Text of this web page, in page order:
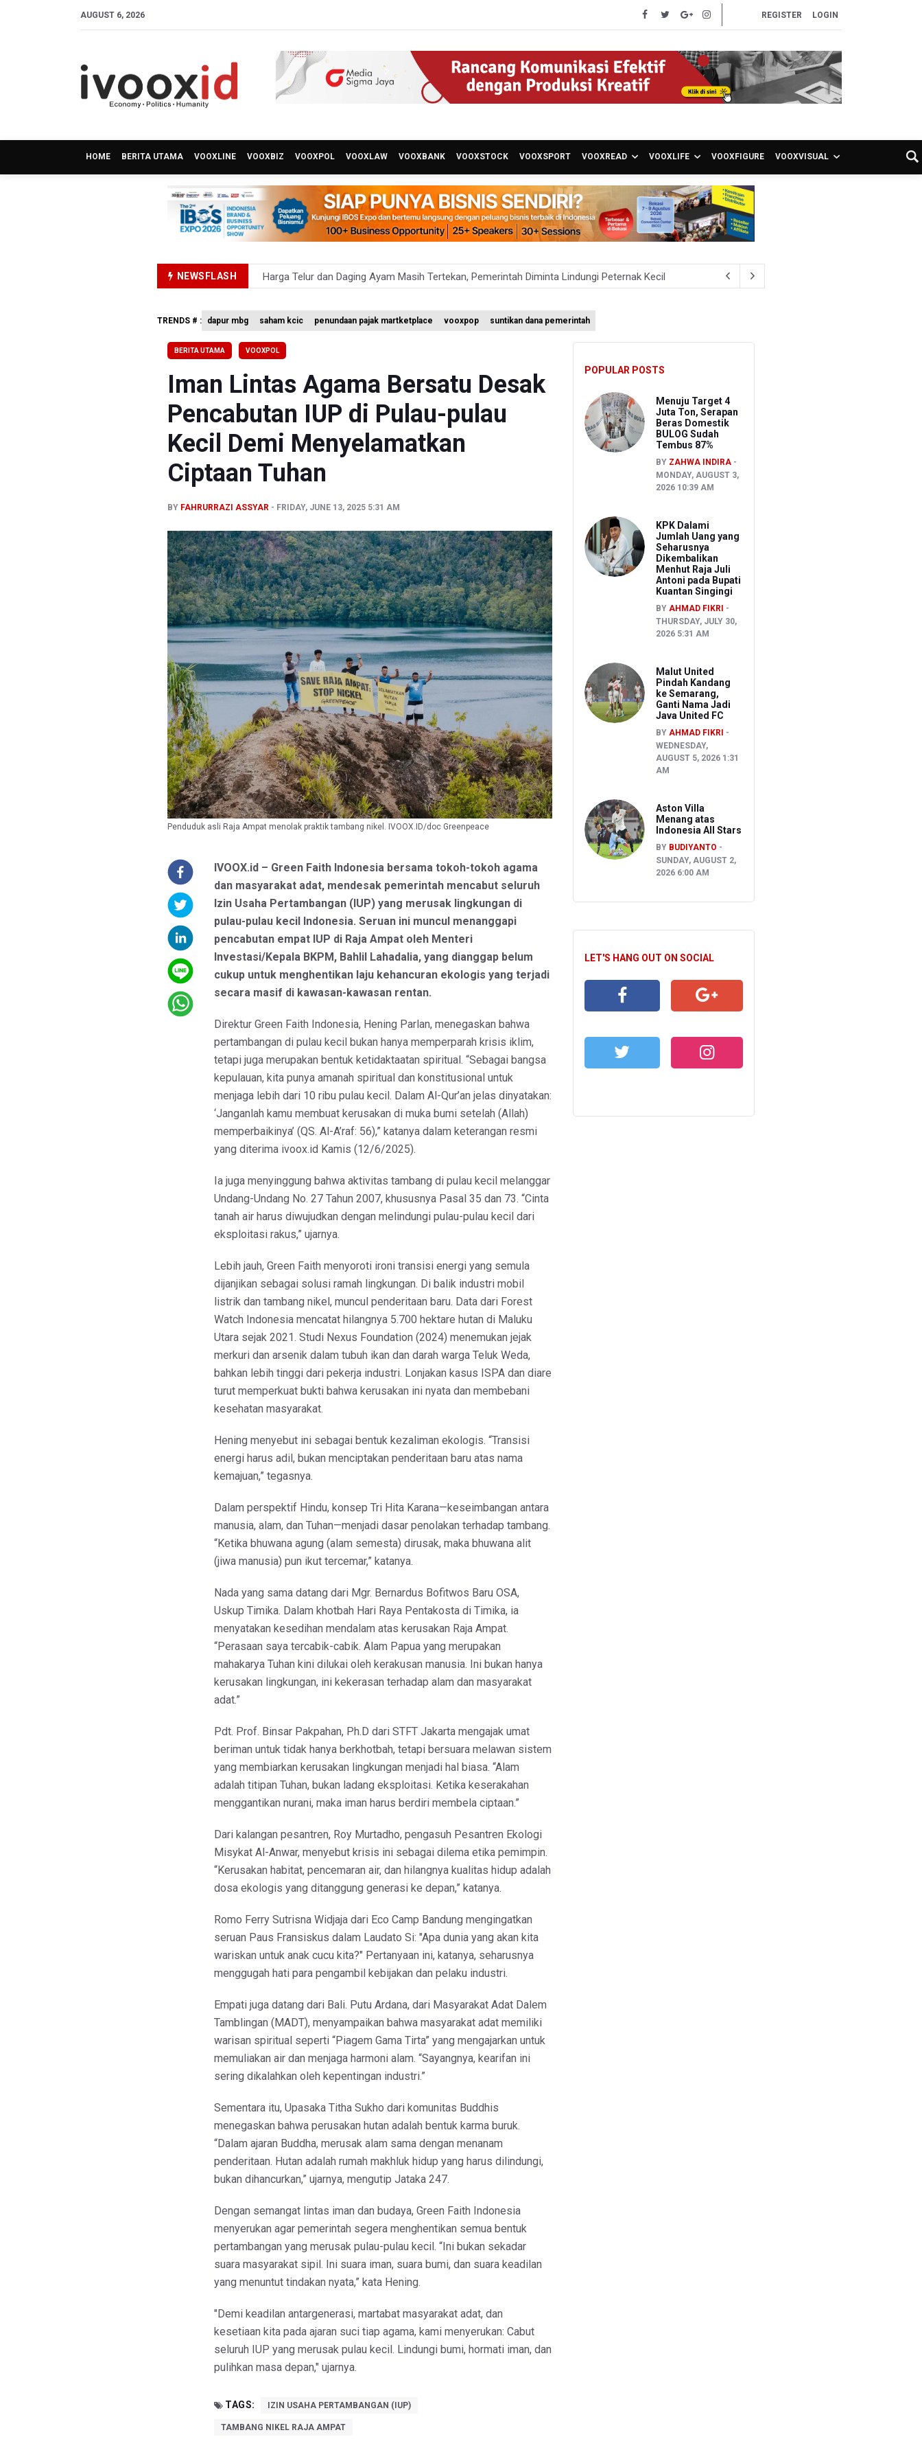
AUGUST 6, 2026 REGISTER LOGIN
HOME BERITA UTAMA VOOXLINE VOOXBIZ VOOXPOL VOOXLAW VOOXBANK VOOXSTOCK VOOXSPORT VOOXREAD VOOXLIFE VOOXFIGURE VOOXVISUAL
NEWSFLASH
Harga Telur dan Daging Ayam Masih Tertekan, Pemerintah Diminta Lindungi Peternak Kecil
Anggota Komisi III DPR Usulkan Mekanisme Pra Judicial dalam RUU Perampasan Aset
KPK Sebut Pejabat Kemenhut Diduga Menerima 12.500 Dolar Singapura dari Bupati Kuantan Singingi Nonaktif Suhardiman Amby
Amnesty International Desak Hentikan Sementara dan Evaluasi Program MBG Usai Rentetan Dugaan Keracunan Massal
TRENDS # : dapur mbg saham kcic penundaan pajak martketplace vooxpop suntikan dana pemerintah
BERITA UTAMA VOOXPOL
Iman Lintas Agama Bersatu Desak
Pencabutan IUP di Pulau-pulau
Kecil Demi Menyelamatkan
Ciptaan Tuhan
BY FAHRURRAZI ASSYAR FRIDAY, JUNE 13, 2025 5:31 AM
Penduduk asli Raja Ampat menolak praktik tambang nikel. IVOOX.ID/doc Greenpeace
IVOOX.id – Green Faith Indonesia bersama tokoh-tokoh agama
dan masyarakat adat, mendesak pemerintah mencabut seluruh
Izin Usaha Pertambangan (IUP) yang merusak lingkungan di
pulau-pulau kecil Indonesia. Seruan ini muncul menanggapi
pencabutan empat IUP di Raja Ampat oleh Menteri
Investasi/Kepala BKPM, Bahlil Lahadalia, yang dianggap belum
cukup untuk menghentikan laju kehancuran ekologis yang terjadi
secara masif di kawasan-kawasan rentan.
Direktur Green Faith Indonesia, Hening Parlan, menegaskan bahwa
pertambangan di pulau kecil bukan hanya memperparah krisis iklim,
tetapi juga merupakan bentuk ketidaktaatan spiritual. “Sebagai bangsa
kepulauan, kita punya amanah spiritual dan konstitusional untuk
menjaga lebih dari 10 ribu pulau kecil. Dalam Al-Qur’an jelas dinyatakan:
‘Janganlah kamu membuat kerusakan di muka bumi setelah (Allah)
memperbaikinya’ (QS. Al-A’raf: 56),” katanya dalam keterangan resmi
yang diterima ivoox.id Kamis (12/6/2025).
Ia juga menyinggung bahwa aktivitas tambang di pulau kecil melanggar
Undang-Undang No. 27 Tahun 2007, khususnya Pasal 35 dan 73. “Cinta
tanah air harus diwujudkan dengan melindungi pulau-pulau kecil dari
eksploitasi rakus,” ujarnya.
Lebih jauh, Green Faith menyoroti ironi transisi energi yang semula
dijanjikan sebagai solusi ramah lingkungan. Di balik industri mobil
listrik dan tambang nikel, muncul penderitaan baru. Data dari Forest
Watch Indonesia mencatat hilangnya 5.700 hektare hutan di Maluku
Utara sejak 2021. Studi Nexus Foundation (2024) menemukan jejak
merkuri dan arsenik dalam tubuh ikan dan darah warga Teluk Weda,
bahkan lebih tinggi dari pekerja industri. Lonjakan kasus ISPA dan diare
turut memperkuat bukti bahwa kerusakan ini nyata dan membebani
kesehatan masyarakat.
Hening menyebut ini sebagai bentuk kezaliman ekologis. “Transisi
energi harus adil, bukan menciptakan penderitaan baru atas nama
kemajuan,” tegasnya.
Dalam perspektif Hindu, konsep Tri Hita Karana—keseimbangan antara
manusia, alam, dan Tuhan—menjadi dasar penolakan terhadap tambang.
“Ketika bhuwana agung (alam semesta) dirusak, maka bhuwana alit
(jiwa manusia) pun ikut tercemar,” katanya.
Nada yang sama datang dari Mgr. Bernardus Bofitwos Baru OSA,
Uskup Timika. Dalam khotbah Hari Raya Pentakosta di Timika, ia
menyatakan kesedihan mendalam atas kerusakan Raja Ampat.
“Perasaan saya tercabik-cabik. Alam Papua yang merupakan
mahakarya Tuhan kini dilukai oleh kerakusan manusia. Ini bukan hanya
kerusakan lingkungan, ini kekerasan terhadap alam dan masyarakat
adat.”
Pdt. Prof. Binsar Pakpahan, Ph.D dari STFT Jakarta mengajak umat
beriman untuk tidak hanya berkhotbah, tetapi bersuara melawan sistem
yang membiarkan kerusakan lingkungan menjadi hal biasa. “Alam
adalah titipan Tuhan, bukan ladang eksploitasi. Ketika keserakahan
menggantikan nurani, maka iman harus berdiri membela ciptaan.”
Dari kalangan pesantren, Roy Murtadho, pengasuh Pesantren Ekologi
Misykat Al-Anwar, menyebut krisis ini sebagai dilema etika pemimpin.
“Kerusakan habitat, pencemaran air, dan hilangnya kualitas hidup adalah
dosa ekologis yang ditanggung generasi ke depan,” katanya.
Romo Ferry Sutrisna Widjaja dari Eco Camp Bandung mengingatkan
seruan Paus Fransiskus dalam Laudato Si: "Apa dunia yang akan kita
wariskan untuk anak cucu kita?" Pertanyaan ini, katanya, seharusnya
menggugah hati para pengambil kebijakan dan pelaku industri.
Empati juga datang dari Bali. Putu Ardana, dari Masyarakat Adat Dalem
Tamblingan (MADT), menyampaikan bahwa masyarakat adat memiliki
warisan spiritual seperti “Piagem Gama Tirta” yang mengajarkan untuk
memuliakan air dan menjaga harmoni alam. “Sayangnya, kearifan ini
sering dikalahkan oleh kepentingan industri.”
Sementara itu, Upasaka Titha Sukho dari komunitas Buddhis
menegaskan bahwa perusakan hutan adalah bentuk karma buruk.
“Dalam ajaran Buddha, merusak alam sama dengan menanam
penderitaan. Hutan adalah rumah makhluk hidup yang harus dilindungi,
bukan dihancurkan,” ujarnya, mengutip Jataka 247.
Dengan semangat lintas iman dan budaya, Green Faith Indonesia
menyerukan agar pemerintah segera menghentikan semua bentuk
pertambangan yang merusak pulau-pulau kecil. “Ini bukan sekadar
suara masyarakat sipil. Ini suara iman, suara bumi, dan suara keadilan
yang menuntut tindakan nyata,” kata Hening.
"Demi keadilan antargenerasi, martabat masyarakat adat, dan
kesetiaan kita pada ajaran suci tiap agama, kami menyerukan: Cabut
seluruh IUP yang merusak pulau kecil. Lindungi bumi, hormati iman, dan
pulihkan masa depan," ujarnya.
TAGS: IZIN USAHA PERTAMBANGAN (IUP)
TAMBANG NIKEL RAJA AMPAT
POPULAR POSTS
Menuju Target 4
Juta Ton, Serapan
Beras Domestik
BULOG Sudah
Tembus 87%
BY ZAHWA INDIRA
MONDAY, AUGUST 3,
2026 10:39 AM
KPK Dalami
Jumlah Uang yang
Seharusnya
Dikembalikan
Menhut Raja Juli
Antoni pada Bupati
Kuantan Singingi
BY AHMAD FIKRI
THURSDAY, JULY 30,
2026 5:31 AM
Malut United
Pindah Kandang
ke Semarang,
Ganti Nama Jadi
Java United FC
BY AHMAD FIKRI
WEDNESDAY,
AUGUST 5, 2026 1:31
AM
Aston Villa
Menang atas
Indonesia All Stars
BY BUDIYANTO
SUNDAY, AUGUST 2,
2026 6:00 AM
LET'S HANG OUT ON SOCIAL